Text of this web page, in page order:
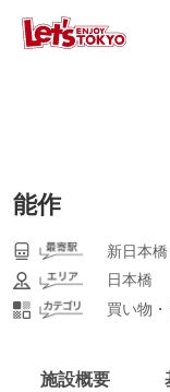
能作
新日本橋
日本橋
買い物
施設概要